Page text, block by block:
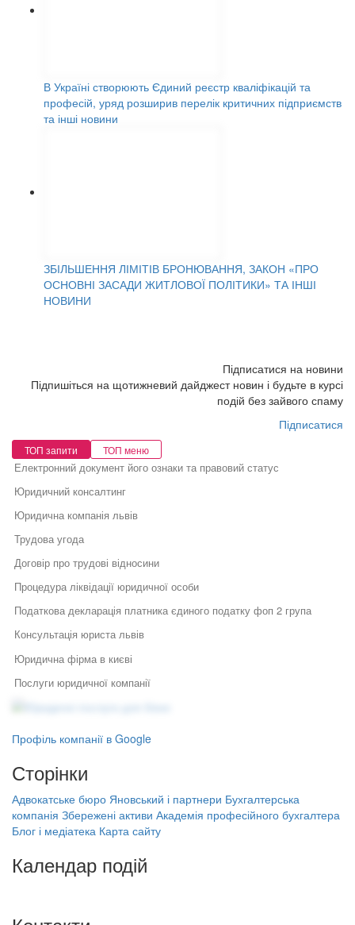
В Україні створюють Єдиний реєстр кваліфікацій та
професій, уряд розширив перелік критичних підприємств
та інші новини
ЗБІЛЬШЕННЯ ЛІМІТІВ БРОНЮВАННЯ, ЗАКОН «ПРО
ОСНОВНІ ЗАСАДИ ЖИТЛОВОЇ ПОЛІТИКИ» ТА ІНШІ
НОВИНИ
Підписатися на новини
Підпишіться на щотижневий дайджест новин і будьте в курсі
подій без зайвого спаму
Підписатися
ТОП запити ТОП меню
Електронний документ його ознаки та правовий статус
Юридичний консалтинг
Юридична компанія львів
Трудова угода
Договір про трудові відносини
Процедура ліквідації юридичної особи
Податкова декларація платника єдиного податку фоп 2 група
Консультація юриста львів
Юридична фірма в києві
Послуги юридичної компанії
Передача прав на тм
Припинення підприємницької діяльності юридичної особи
Юридичні компанії київ
Заперечення на акт податкової
Акредитація на митниці документи
Юридичні послуги в києві
Юридичні послуги для бізнесу
Правовий захист інтелектуальної
власності
Правовий захист електронної
комерції
Реєстрація, структурування,
ліквідація бізнесу
Бухгалтерська компанія Збережені
активи
державного реєстру: поради
фахівців
Профіль компанії в Google
Сторінки
Адвокатське бюро Яновський і партнери Бухгалтерська
компанія Збережені активи Академія професійного бухгалтера
Блог і медіатека Карта сайту
Календар подій